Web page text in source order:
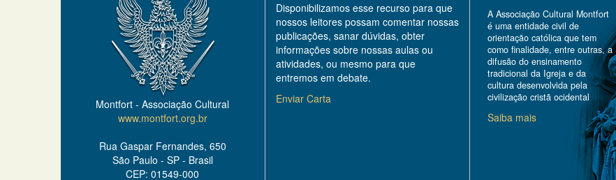
Montfort - Associação Cultural
www.montfort.org.br
Rua Gaspar Fernandes, 650
São Paulo - SP - Brasil
CEP: 01549-000
Disponibilizamos esse recurso para que
nossos leitores possam comentar nossas
publicações, sanar dúvidas, obter
informações sobre nossas aulas ou
atividades, ou mesmo para que
entremos em debate.
Enviar Carta
A Associação Cultural Montfort
é uma entidade civil de
orientação católica que tem
como finalidade, entre outras, a
difusão do ensinamento
tradicional da Igreja e da
cultura desenvolvida pela
civilização cristã ocidental
Saiba mais